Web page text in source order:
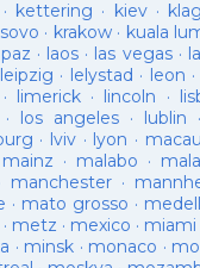
· kettering · kiev·
· krakow· kuala
· laos· las vegas·
leipzig · lelystad · leon ·
· limerick· lincoln ·
· los angeles· lublin ·
· lviv · lyon · macau
mainz · malabo ·
manchester·
· mato grosso ·
· metz · mexico · miami
· minsk · monaco ·